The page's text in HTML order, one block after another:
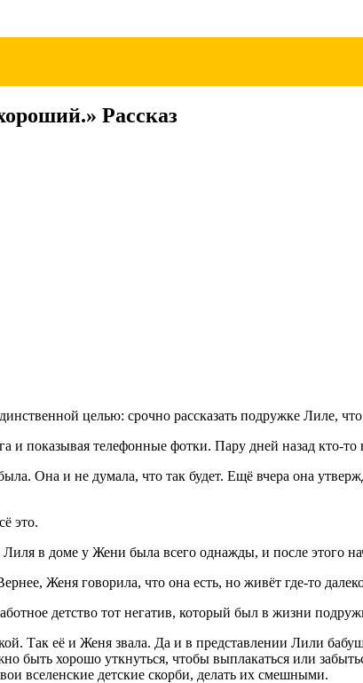
Рассказ
целью: срочно рассказать подружке Лиле,
и показывая телефонные фотки. Пару дней назад кто-
Она и не думала, что так будет. Ещё вчера она
это.
в доме у Жени была всего однажды, и после этого
Женя говорила, что она есть, но живёт где-то
детство тот негатив, который был в жизни
Так её и Женя звала. Да и в представлении Лили
быть хорошо уткнуться, чтобы выплакаться или
вселенские детские скорби, делать их смешными.